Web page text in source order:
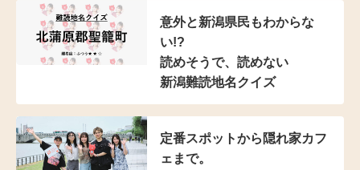
意外と新潟県民もわからな
い!?
読めそうで、読めない
新潟難読地名クイズ
定番スポットから隠れ家カフ
ェまで。